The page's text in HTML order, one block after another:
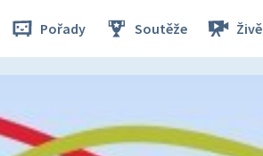
Pořady Soutěže Živě